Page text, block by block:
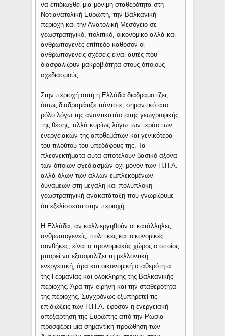
να επιδιωχθεί μια μόνιμη σταθερότητα στη
Νοτιανατολική Ευρώπη, την Βαλκανική
περιοχή και την Ανατολική Μεσόγειο σε
γεωστρατηγικό, πολιτικό, οικονομικό αλλά και
ανθρωπογενές επίπεδο καθόσον οι
ανθρωπογενείς σχέσεις είναι αυτές που
διασφαλίζουν μακροβιότητα στους όποιους
σχεδιασμούς.
Στην περιοχή αυτή η Ελλάδα διαδραματίζει,
όπως διαδραμάτιζε πάντοτε, σημαντικότατο
ρόλο λόγω της αναντικατάστατης γεωγραφικής
της θέσης, αλλά κυρίως λόγω των τεράστιων
ενεργειακών της αποθεμάτων και γενικότερα
του πλούτου του υπεδάφους της. Τα
πλεονεκτήματα αυτά αποτελούν βασικό άξονα
των όποιων σχεδιασμών όχι μόνον των Η.Π.Α.
αλλά όλων των άλλων εμπλεκομένων
δυνάμεων στη μεγάλη και πολύπλοκη
γεωστρατηγική ανακατάταξη που γνωρίζουμε
ότι εξελίσσεται στην περιοχή.
Η Ελλάδα, αν καλλιεργηθούν οι κατάλληλες
ανθρωπογενείς, πολιτικές και οικονομικές
συνθήκες, είναι ο προνομιακός χώρος ο οποίος
μπορεί να εξασφαλίζει τη μελλοντική
ενεργειακή, άρα και οικονομική σταθερότητα
της Γερμανίας και ολόκληρης της Βαλκανικής
περιοχής. Άρα την eιρήνη και την σταθερότητα
της περιοχής. Συγχρόνως εξυπηρετεί τις
επιδιώξεις των Η.Π.Α. εφόσον η ενεργειακή
απεξάρτηση της Ευρώπης από την Ρωσία
προσφέρει μια σημαντική προώθηση των